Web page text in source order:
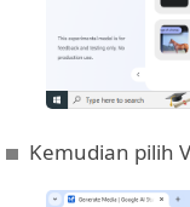
Kemudian pilih